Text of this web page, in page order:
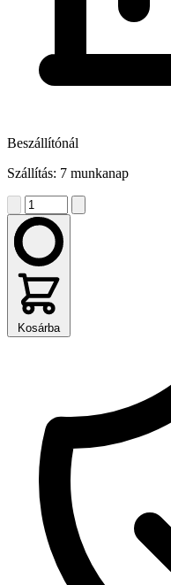
Beszállítónál
Szállítás: 7 munkanap
Kosárba